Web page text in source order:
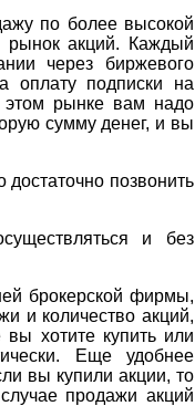
по более высокой
рынок акций. Каждый
через биржевого
оплату подписки на
рынке вам надо
сумму денег, и вы
позвонить
и без
брокерской фирмы,
и количество акций,
хотите купить или
Еще удобнее
вы купили акции, то
продажи акций